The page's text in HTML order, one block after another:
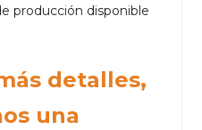
producción disponible
detalles,
una